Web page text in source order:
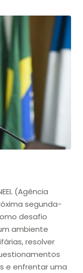
(Agência
segunda-
desafio
ambiente
resolver
e enfrentar uma